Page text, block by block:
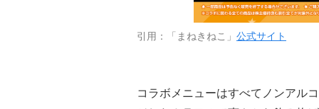
引用：「まねきねこ」 公式サイト
コラボメニューはすべてノンアル